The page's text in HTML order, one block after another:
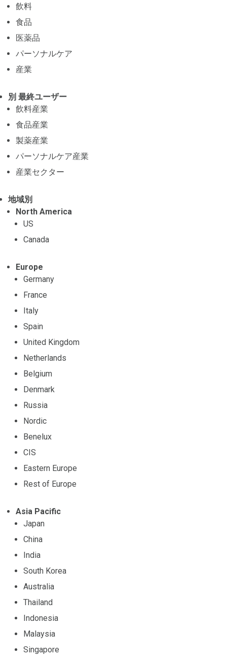
飲料
食品
医薬品
パーソナルケア
産業
別 最終ユーザー
飲料産業
食品産業
製薬産業
パーソナルケア産業
産業セクター
地域別
North America
US
Canada
Europe
Germany
France
Italy
Spain
United Kingdom
Netherlands
Belgium
Denmark
Russia
Nordic
Benelux
CIS
Eastern Europe
Rest of Europe
Asia Pacific
Japan
China
India
South Korea
Australia
Thailand
Indonesia
Malaysia
Singapore